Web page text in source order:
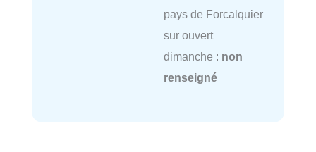
pays de Forcalquier
sur ouvert
dimanche : non
renseigné